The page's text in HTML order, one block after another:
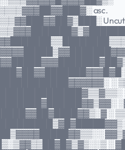
asc.
Uncut
░
░
░